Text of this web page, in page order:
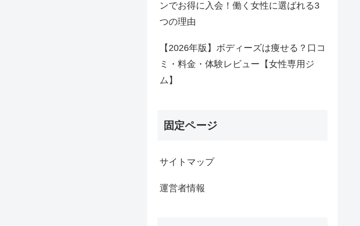
ンでお得に入会！働く女性に選ばれる3
つの理由
【2026年版】ボディーズは痩せる？口コ
ミ・料金・体験レビュー【女性専用ジ
ム】
固定ページ
サイトマップ
運営者情報